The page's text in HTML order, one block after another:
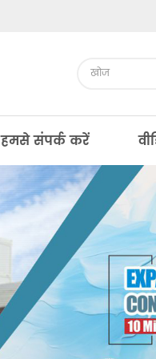
हमसे संपर्क करें